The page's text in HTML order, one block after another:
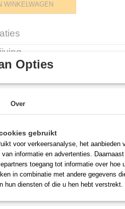
WINKELWAGEN
Lid, D1-D10 , GGX
with all D1-D10, GGX rrange, GT range
Opties
Over
gebruikt
voor verkeersanalyse, het aanbieden
informatie en advertenties.
toegang tot informatie over hoe
in combinatie met andere gegevens
hun diensten of die u hen hebt verstrekt.